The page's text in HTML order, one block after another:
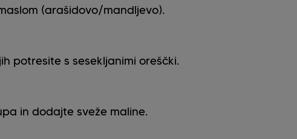
(arašidovo/mandljevo).
potresite s sesekljanimi oreščki.
in dodajte sveže maline.